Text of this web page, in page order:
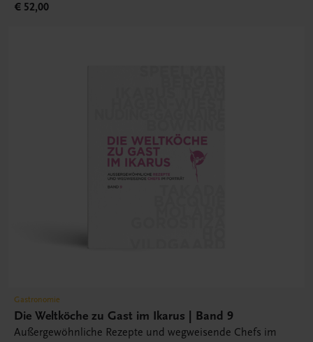
€ 52,00
Gastronomie
Die Weltköche zu Gast im Ikarus | Band 9
Außergewöhnliche Rezepte und wegweisende Chefs im